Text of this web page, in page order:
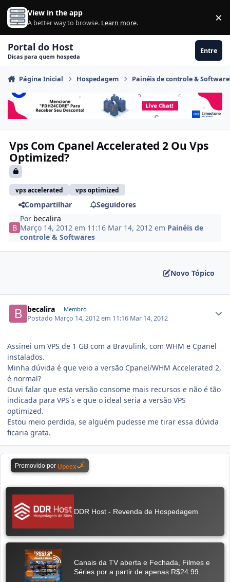
Ir para conteúdo
View in the app
A better way to browse. Learn more. ×
Portal do Host
Dicas para quem hospeda
Entre
Página Inicial Hospedagem Painéis de controle &
Vps Com Cpanel Accelerated 2 Ou Vps
Optimized?
vps accelerated vps optimized
Compartilhar
Seguidores
Por becalira
Março 14, 2012 em 11:16 Mar 14, 2012 em Painéis de
controle & Softwares
Novo Tópico
becalira Membro
Postado Março 14, 2012 em 11:16 Mar 14, 2012
Assinei um VPS de 1 GB com a Bravulink, com WHM e Cpanel
instalados.
Minha dúvida é que veio a versão Cpanel/WHM Accelerated 2,
é normal?
Ouvi falar que esta versão consome mais recursos e não é tão
indicada para VPS´s e que o ideal seria a versão VPS
optimized.
Estou meio perdida, se alguém pudesse me tirar essa dúvida
ficaria grata.